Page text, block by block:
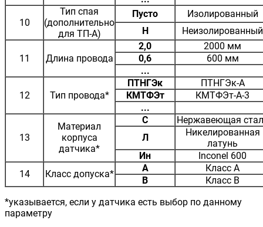
10
Тип спая
(дополнительно
для ТП-А)
Пусто
Изолированный
Н
Неизолированный
11 Длина провода
2,0
2000 мм
0,6
600 мм
...
12 Тип провода*
ПТНГЭк
ПТНГЭк-А
КМТФЭт
КМТФЭт-А-3
...
13
Материал
корпуса
датчика*
С
Нержавеющая
Л
Никелированная
латунь
Ин
Inconel 600
14
Класс допуска*
A
Класс А
B
Класс B
*указывается, если у датчика есть выбор по данному
параметру